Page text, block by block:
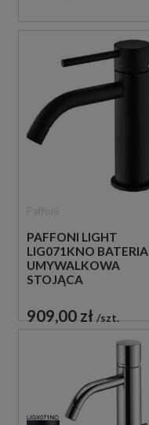
PAFFONI LIGHT
LIG071KNO BATERIA
UMYWALKOWA
STOJĄCA
CZARNA
909,00 zł szt.